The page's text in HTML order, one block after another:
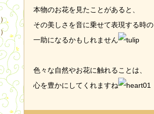
本物のお花を見たことがあると、
その美しさを音に乗せて表現する時の
一助になるかもしれません
色々な自然やお花に触れることは、
心を豊かにしてくれますね